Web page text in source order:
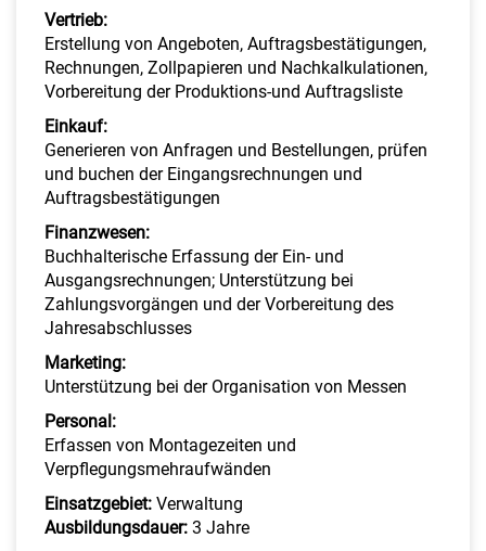
Vertrieb:
Erstellung von Angeboten, Auftragsbestätigungen,
Rechnungen, Zollpapieren und Nachkalkulationen,
Vorbereitung der Produktions-und Auftragsliste
Einkauf:
Generieren von Anfragen und Bestellungen, prüfen
und buchen der Eingangsrechnungen und
Auftragsbestätigungen
Finanzwesen:
Buchhalterische Erfassung der Ein- und
Ausgangsrechnungen; Unterstützung bei
Zahlungsvorgängen und der Vorbereitung des
Jahresabschlusses
Marketing:
Unterstützung bei der Organisation von Messen
Personal:
Erfassen von Montagezeiten und
Verpflegungsmehraufwänden
Einsatzgebiet: Verwaltung
Ausbildungsdauer: 3 Jahre